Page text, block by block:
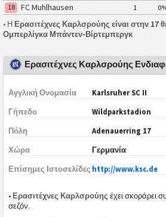
Καρλσρούης
18
FC Muhlhausen 1
• Η Ερασιτέχνες Καρλσρούης είναι στην 17
Ομπερλίγκα Μπάντεν-Βίρτεμπεργκ
Ερασιτέχνες Καρλσρούης
Αγγλική Ονομασία Karlsruher SC II
Γήπεδο Wildparkstadion
Πόλη Adenauerring 17
Χώρα Γερμανία
Επίσημες Ιστοσελίδες http://www.ksc.de
• Ερασιτέχνες Καρλσρούης έχει σκοράρει
σεζόν.